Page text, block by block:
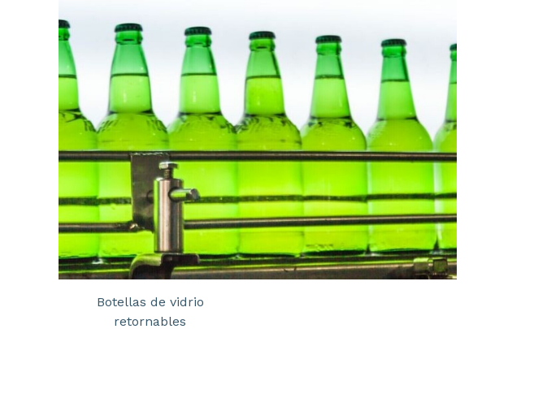
Botellas de vidrio
retornables